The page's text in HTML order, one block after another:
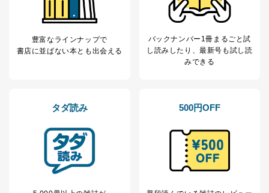
外部からの不正アクセス等の防止
個人データを取り扱う機器等のオペレーティング
個人データを取り扱う機器等にセキュリティ対策
ソフトウェア等を導入し、自動更新 機能等の活用
により、これを最新状態としています。
送信する場合に、当該ファイルへのパスワードを
個人情報保護マネジメントシステムの継続的改善
当社は、内部監査及びマネジメントレビューの機会を通
善し、常に最良の状態を維持します。
豊富なラインナップで
書店に並ばない本とも出会える
バックナンバー1冊まるごと試
し読み したり、最新号も試し読
みできる
タダ読み 500円OFF